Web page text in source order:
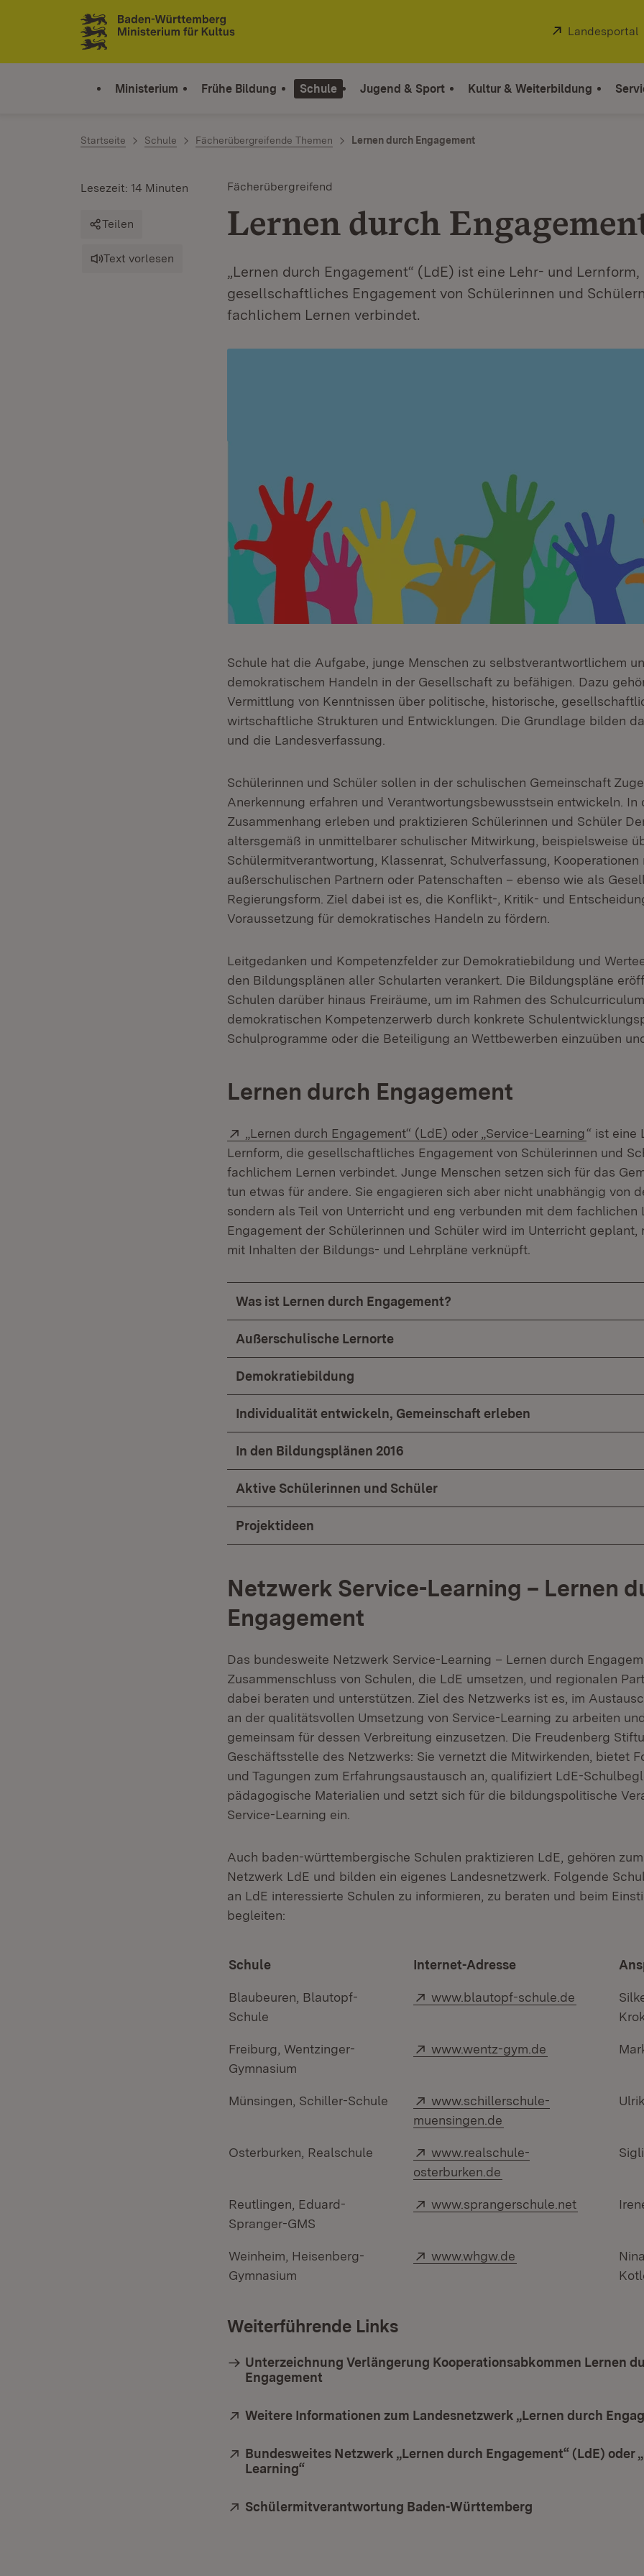
Zum Inhalt springen
Link zur Startseite
Extern:
Landesportal
Ministerium Frühe Bildung Schule Jugend & Sport Kultur & Weiterbildung
Startseite Schule Fächerübergreifende Themen Lernen durch Engagement
Fächerübergreifend
Lernen durch
„Lernen durch Engagement“ (LdE) ist eine Lehr- und Lernform,
gesellschaftliches Engagement von Schülerinnen und
fachlichem Lernen verbindet.
Lesezeit: 14 Minuten
Teilen
Text vorlesen
Schule hat die Aufgabe, junge Menschen zu selbstverantwortlichem
demokratischem Handeln in der Gesellschaft zu befähigen. Dazu
Vermittlung von Kenntnissen über politische, historische,
wirtschaftliche Strukturen und Entwicklungen. Die Grundlage bilden
und die Landesverfassung.
Schülerinnen und Schüler sollen in der schulischen Gemeinschaft
Anerkennung erfahren und Verantwortungsbewusstsein entwickeln. In
Zusammenhang erleben und praktizieren Schülerinnen und Schüler
altersgemäß in unmittelbarer schulischer Mitwirkung, beispielsweise
Schülermitverantwortung, Klassenrat, Schulverfassung, Kooperationen
außerschulischen Partnern oder Patenschaften – ebenso wie als
Regierungsform. Ziel dabei ist es, die Konflikt-, Kritik- und
Voraussetzung für demokratisches Handeln zu fördern.
Leitgedanken und Kompetenzfelder zur Demokratiebildung und
den Bildungsplänen aller Schularten verankert. Die Bildungspläne
Schulen darüber hinaus Freiräume, um im Rahmen des
demokratischen Kompetenzerwerb durch konkrete
Schulprogramme oder die Beteiligung an Wettbewerben einzuüben
Lernen durch Engagement
Extern:
„Lernen durch Engagement“ (LdE) oder „Service-Learning(Öffnet in
“ ist eine
Lernform, die gesellschaftliches Engagement von Schülerinnen und
fachlichem Lernen verbindet. Junge Menschen setzen sich für das
tun etwas für andere. Sie engagieren sich aber nicht unabhängig von
sondern als Teil von Unterricht und eng verbunden mit dem fachlichen
Engagement der Schülerinnen und Schüler wird im Unterricht
mit Inhalten der Bildungs- und Lehrpläne verknüpft.
Was ist Lernen durch Engagement?
Außerschulische Lernorte
Demokratiebildung
Individualität entwickeln, Gemeinschaft erleben
In den Bildungsplänen 2016
Aktive Schülerinnen und Schüler
Projektideen
Netzwerk Service-Learning – Lernen
Engagement
Das bundesweite Netzwerk Service-Learning – Lernen durch
Zusammenschluss von Schulen, die LdE umsetzen, und regionalen
dabei beraten und unterstützen. Ziel des Netzwerks ist es, im
an der qualitätsvollen Umsetzung von Service-Learning zu arbeiten
gemeinsam für dessen Verbreitung einzusetzen. Die Freudenberg
Geschäftsstelle des Netzwerks: Sie vernetzt die Mitwirkenden, bietet
und Tagungen zum Erfahrungsaustausch an, qualifiziert LdE-
pädagogische Materialien und setzt sich für die bildungspolitische
Service-Learning ein.
Auch baden-württembergische Schulen praktizieren LdE, gehören
Netzwerk LdE und bilden ein eigenes Landesnetzwerk. Folgende
an LdE interessierte Schulen zu informieren, zu beraten und beim
begleiten:
Schule Internet-Adresse
Blaubeuren, Blautopf-
Schule
Extern:
www.blautopf-schule.de (Öffnet in
Freiburg, Wentzinger-
Gymnasium
Extern:
www.wentz-gym.de (Öffnet in
Münsingen, Schiller-Schule Extern:
www.schillerschule-
muensingen.de
Osterburken, Realschule Extern:
www.realschule-
osterburken.de
Reutlingen, Eduard-
Spranger-GMS
Extern:
www.sprangerschule.net (Öffnet in
Weinheim, Heisenberg-
Gymnasium
Extern:
www.whgw.de (Öffnet in neuem
Weiterführende Links
Unterzeichnung Verlängerung Kooperationsabkommen Lernen
Engagement
Extern:
Weitere Informationen zum Landesnetzwerk „Lernen durch
Extern:
Bundesweites Netzwerk „Lernen durch Engagement“ (LdE) oder
Learning“
Extern:
Schülermitverantwortung Baden-Württemberg